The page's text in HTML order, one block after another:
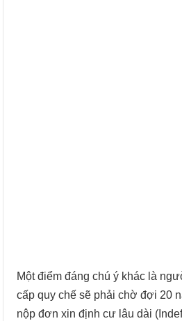
Một điểm đáng chú ý khác là
cấp quy chế sẽ phải chờ đợi 20
nộp đơn xin định cư lâu dài